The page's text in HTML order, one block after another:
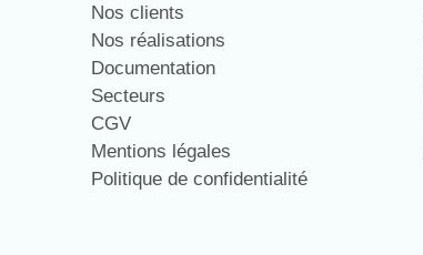
Nos clients
Nos réalisations
Documentation
Secteurs
CGV
Mentions légales
Politique de confidentialité